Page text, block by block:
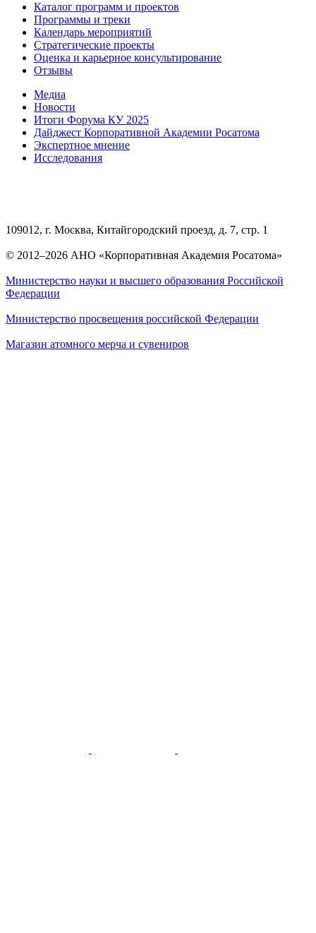
Каталог программ и проектов
Программы и треки
Календарь мероприятий
Стратегические проекты
Оценка и карьерное консультирование
Отзывы
Медиа
Новости
Итоги Форума КУ 2025
Дайджест Корпоративной Академии Росатома
Экспертное мнение
Исследования
109012, г. Москва, Китайгородский проезд, д. 7, стр. 1
© 2012–2026 АНО «Корпоративная Академия Росатома»
Министерство науки и высшего образования Российской
Федерации
Министерство просвещения российской Федерации
Магазин атомного мерча и сувениров